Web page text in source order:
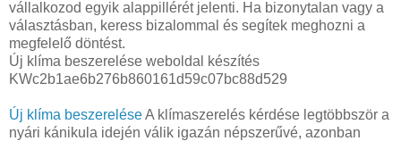
vállalkozod egyik alappillérét jelenti. Ha bizonytalan vagy a
választásban, keress bizalommal és segítek meghozni a
megfelelő döntést.
Új klíma beszerelése weboldal készítés
KWc2b1ae6b276b860161d59c07bc88d529
Új klíma beszereléseA klímaszerelés kérdése legtöbbször a
nyári kánikula idején válik igazán népszerűvé, azonban